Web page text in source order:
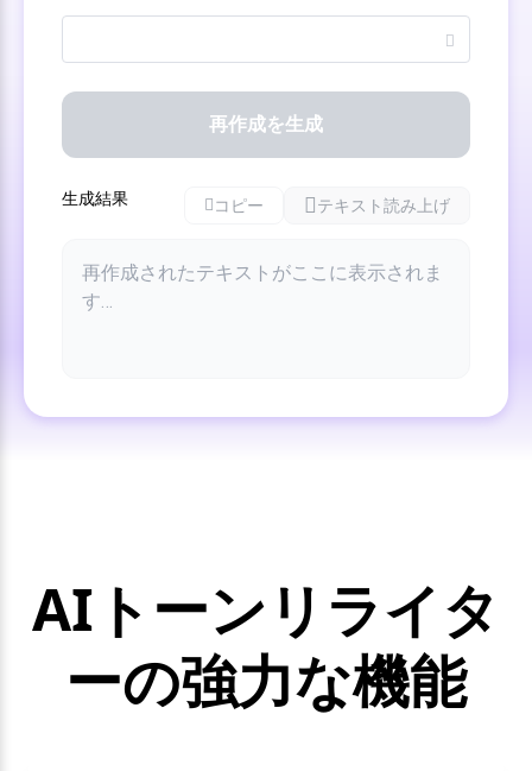
再作成を生成
生成結果 コピー テキスト読み上げ
再作成されたテキストがここに表示されま
す…
AIトーンリライタ
ーの強力な機能